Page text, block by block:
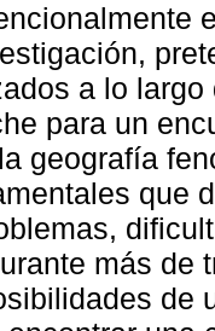
a lo
para un
geografía
que
más de
de